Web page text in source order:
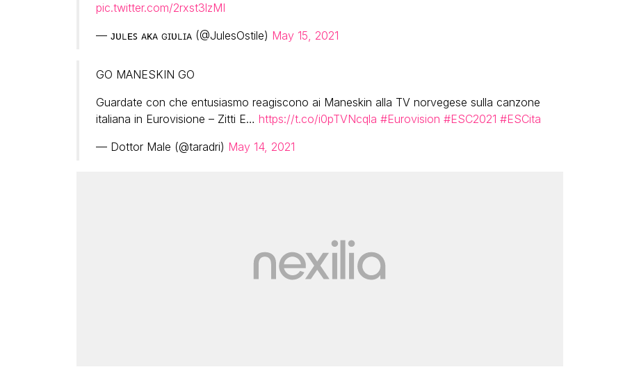
pic.twitter.com/2rxst3lzMI
— ᴊᴜʟᴇꜱ ᴀᴋᴀ ɢɪᴜʟɪᴀ (@JulesOstile) May 15, 2021
GO MANESKIN GO
Guardate con che entusiasmo reagiscono ai Maneskin alla TV norvegese sulla canzone
italiana in Eurovisione – Zitti E… https://t.co/i0pTVNcqla #Eurovision #ESC2021 #ESCita
— Dottor Male (@taradri) May 14, 2021